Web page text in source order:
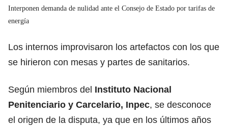
Interponen demanda de nulidad ante el Consejo de Estado por tarifas de
energía
Los internos improvisaron los artefactos con los que
se hirieron con mesas y partes de sanitarios.
Según miembros del Instituto Nacional
Penitenciario y Carcelario, Inpec, se desconoce
el origen de la disputa, ya que en los últimos años